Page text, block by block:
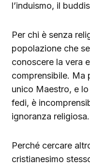
l’induismo, il
Per chi è senza
popolazione che
conoscere la vera
comprensibile. Ma
unico Maestro, e
fedi, è
ignoranza religiosa.
Perché cercare
cristianesimo